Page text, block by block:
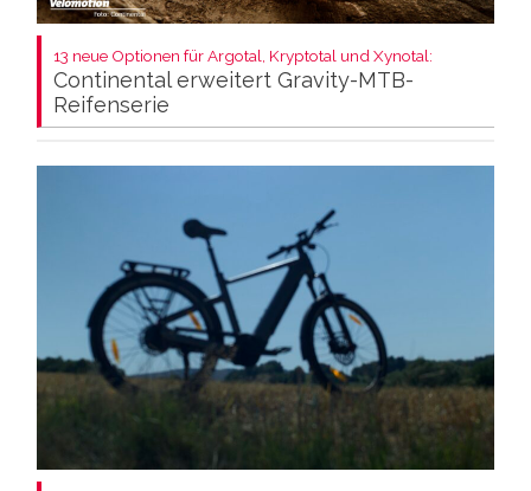
13 neue Optionen für Argotal, Kryptotal und Xynotal:
Continental erweitert Gravity-MTB-
Reifenserie